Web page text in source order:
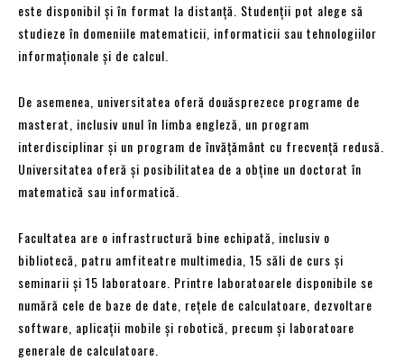
este disponibil și în format la distanță. Studenții pot alege să
studieze în domeniile matematicii, informaticii sau tehnologiilor
informaționale și de calcul.
De asemenea, universitatea oferă douăsprezece programe de
masterat, inclusiv unul în limba engleză, un program
interdisciplinar și un program de învățământ cu frecvență redusă.
Universitatea oferă și posibilitatea de a obține un doctorat în
matematică sau informatică.
Facultatea are o infrastructură bine echipată, inclusiv o
bibliotecă, patru amfiteatre multimedia, 15 săli de curs și
seminarii și 15 laboratoare. Printre laboratoarele disponibile se
numără cele de baze de date, rețele de calculatoare, dezvoltare
software, aplicații mobile și robotică, precum și laboratoare
generale de calculatoare.